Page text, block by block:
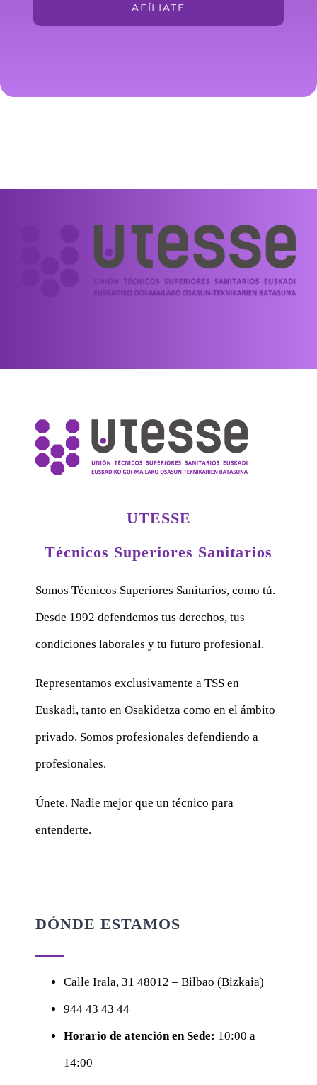
AFÍLIATE
UTESSE
Técnicos Superiores Sanitarios
Somos Técnicos Superiores Sanitarios, como tú.
Desde 1992 defendemos tus derechos, tus
condiciones laborales y tu futuro profesional.
Representamos exclusivamente a TSS en
Euskadi, tanto en Osakidetza como en el ámbito
privado. Somos profesionales defendiendo a
profesionales.
Únete. Nadie mejor que un técnico para
entenderte.
DÓNDE ESTAMOS
Calle Irala, 31 48012 – Bilbao (Bizkaia)
944 43 43 44
Horario de atención en Sede: 10:00 a
14:00